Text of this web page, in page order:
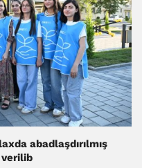
abadlaşdırılmış